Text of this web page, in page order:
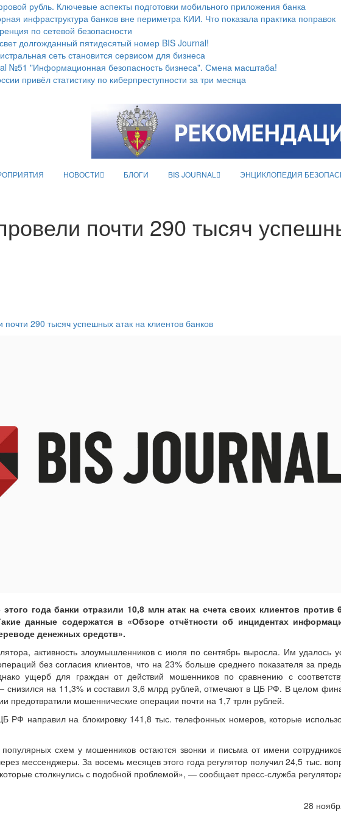
рубль. Ключевые аспекты подготовки мобильного приложения банка
инфраструктура банков вне периметра КИИ. Что показала практика поправок
по сетевой безопасности
долгожданный пятидесятый номер BIS Journal!
сеть становится сервисом для бизнеса
№51 "Информационная безопасность бизнеса". Смена масштаба!
привёл статистику по киберпреступности за три месяца
НОВОСТИ БЛОГИ BIS JOURNAL ЭНЦИКЛОПЕДИЯ
почти 290 тысяч
290 тысяч успешных атак на клиентов банков
этого года банки отразили 10,8 млн атак на счета своих клиентов против
данные содержатся в «Обзоре отчётности об инцидентах
денежных средств».
активность злоумышленников с июля по сентябрь выросла. Им удалось
без согласия клиентов, что на 23% больше среднего показателя за
ущерб для граждан от действий мошенников по сравнению с
снизился на 11,3% и составил 3,6 млрд рублей, отмечают в ЦБ РФ. В целом
предотвратили мошеннические операции почти на 1,7 трлн рублей.
РФ направил на блокировку 141,8 тыс. телефонных номеров, которые
схем у мошенников остаются звонки и письма от имени
мессенджеры. За восемь месяцев этого года регулятор получил 24,5 тыс.
столкнулись с подобной проблемой», — сообщает пресс-служба
28